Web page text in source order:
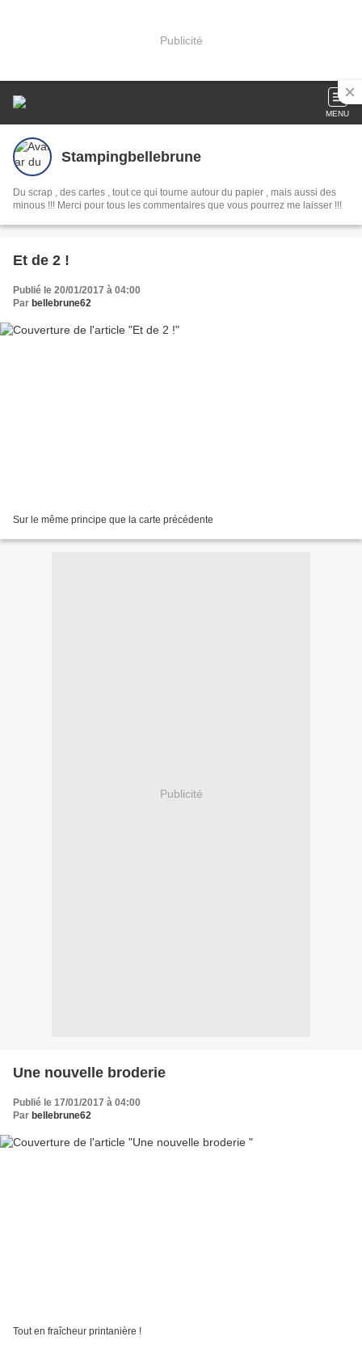
Publicité
MENU
Stampingbellebrune
Du scrap , des cartes , tout ce qui tourne autour du papier , mais aussi des
minous !!! Merci pour tous les commentaires que vous pourrez me laisser !!!
Et de 2 !
Publié le 20/01/2017 à 04:00
Par bellebrune62
Sur le même principe que la carte précédente
Publicité
Une nouvelle broderie
Publié le 17/01/2017 à 04:00
Par bellebrune62
Tout en fraîcheur printanière !